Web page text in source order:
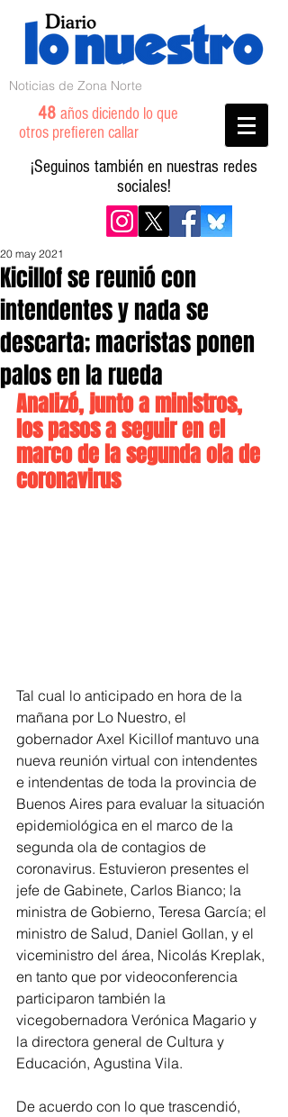
Noticias de Zona Norte
48 años diciendo lo que
otros prefieren callar
¡Seguinos también en nuestras redes
sociales!
Kicillof se reunió con
intendentes y nada se
descarta; macristas ponen
palos en la rueda
20 may 2021
Analizó, junto a ministros,
los pasos a seguir en el
marco de la segunda ola de
coronavirus
Tal cual lo anticipado en hora de la
mañana por Lo Nuestro, el
gobernador Axel Kicillof mantuvo una
nueva reunión virtual con intendentes
e intendentas de toda la provincia de
Buenos Aires para evaluar la situación
epidemiológica en el marco de la
segunda ola de contagios de
coronavirus. Estuvieron presentes el
jefe de Gabinete, Carlos Bianco; la
ministra de Gobierno, Teresa García; el
ministro de Salud, Daniel Gollan, y el
viceministro del área, Nicolás Kreplak,
en tanto que por videoconferencia
participaron también la
vicegobernadora Verónica Magario y
la directora general de Cultura y
Educación, Agustina Vila.
De acuerdo con lo que trascendió,